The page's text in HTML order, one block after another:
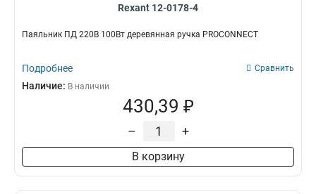
Rexant 12-0178-4
Паяльник ПД 220В 100Вт деревянная ручка PROCONNECT
Подробнее Сравнить
Наличие: В наличии
430,39 ₽
– +
В корзину